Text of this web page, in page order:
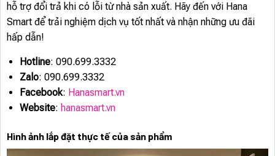
hỗ trợ đổi trả khi có lỗi từ nhà sản xuất. Hãy đến với Hana
Smart để trải nghiệm dịch vụ tốt nhất và nhận những ưu đãi
hấp dẫn!
Hotline: 090.699.3332
Zalo: 090.699.3332
Facebook: Hanasmart.vn
Website: hanasmart.vn
Hình ảnh lắp đặt thực tế của sản phẩm